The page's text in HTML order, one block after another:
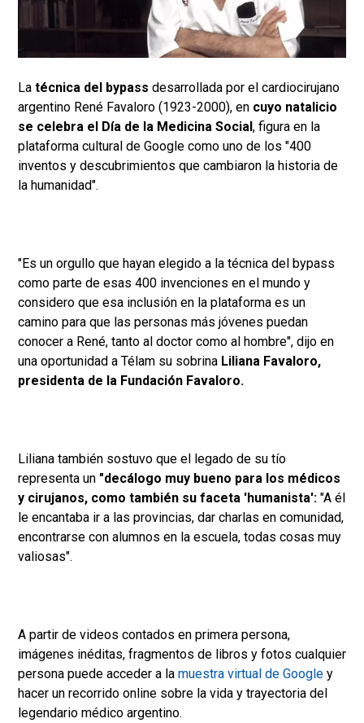
La técnica del bypass desarrollada por el cardiocirujano
argentino René Favaloro (1923-2000), en cuyo natalicio
se celebra el Día de la Medicina Social , figura en la
plataforma cultural de Google como uno de los "400
inventos y descubrimientos que cambiaron la historia de
la humanidad".
"Es un orgullo que hayan elegido a la técnica del bypass
como parte de esas 400 invenciones en el mundo y
considero que esa inclusión en la plataforma es un
camino para que las personas más jóvenes puedan
conocer a René, tanto al doctor como al hombre", dijo en
una oportunidad a Télam su sobrina Liliana Favaloro,
presidenta de la Fundación Favaloro.
Liliana también sostuvo que el legado de su tío
representa un "decálogo muy bueno para los médicos
y cirujanos, como también su faceta 'humanista': "A él
le encantaba ir a las provincias, dar charlas en comunidad,
encontrarse con alumnos en la escuela, todas cosas muy
valiosas".
A partir de videos contados en primera persona,
imágenes inéditas, fragmentos de libros y fotos cualquier
persona puede acceder a la muestra virtual de Google y
hacer un recorrido online sobre la vida y trayectoria del
legendario médico argentino.